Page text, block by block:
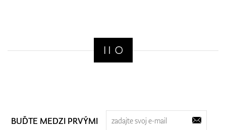
BUĎTE MEDZI PRVÝMI